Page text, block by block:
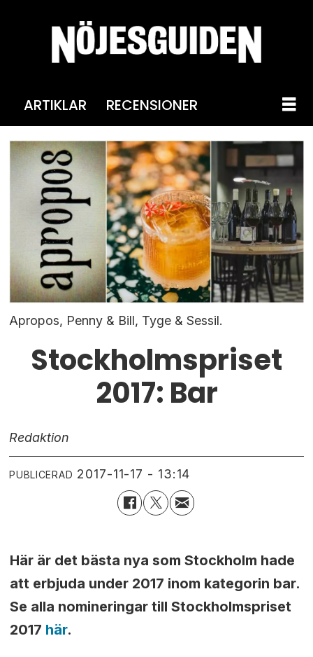
ARTIKLAR RECENSIONER
Apropos, Penny & Bill, Tyge & Sessil.
Stockholmspriset
2017: Bar
Redaktion
PUBLICERAD 2017-11-17 - 13:14
Här är det bästa nya som Stockholm hade
att erbjuda under 2017 inom kategorin bar.
Se alla nomineringar till Stockholmspriset
2017 här.